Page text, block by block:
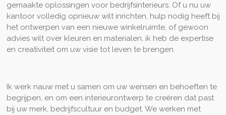
gemaakte oplossingen voor bedrijfsinterieurs. Of u nu uw
kantoor volledig opnieuw wilt inrichten, hulp nodig heeft bij
het ontwerpen van een nieuwe winkelruimte, of gewoon
advies wilt over kleuren en materialen, ik heb de expertise
en creativiteit om uw visie tot leven te brengen.
Ik werk nauw met u samen om uw wensen en behoeften te
begrijpen, en om een interieurontwerp te creëren dat past
bij uw merk, bedrijfscultuur en budget. We werken met